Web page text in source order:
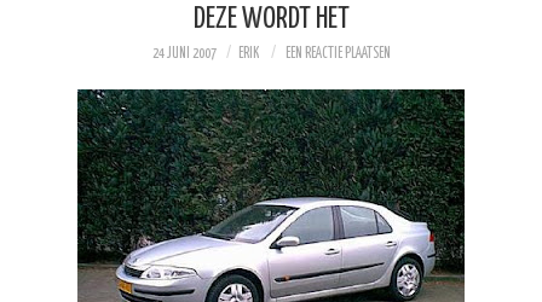
DEZE WORDT HET
24 JUNI 2007 ERIK EEN REACTIE PLAATSEN